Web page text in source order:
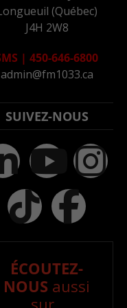
(Québec)
J4H 2W8
| 450-646-6800
admin@fm1033.ca
SUIVEZ-NOUS
ÉCOUTEZ-
NOUS aussi
sur..